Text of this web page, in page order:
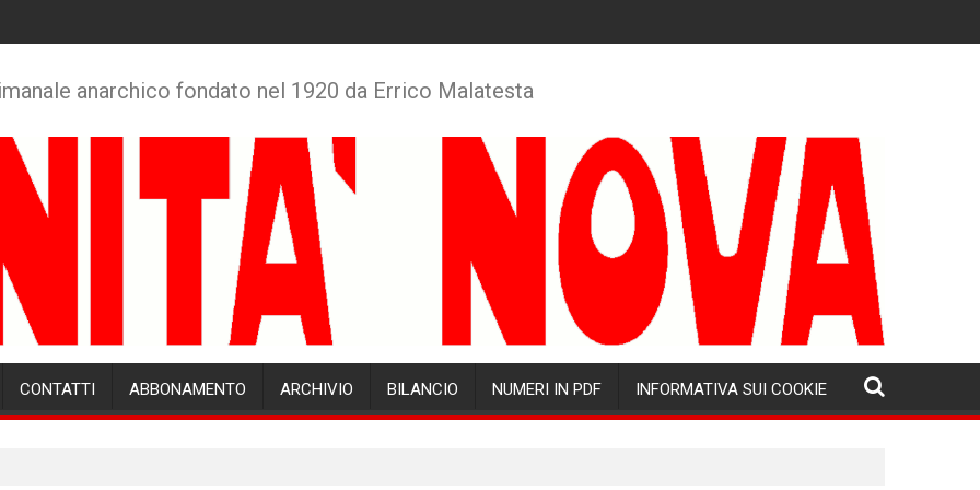
anarchico fondato nel 1920 da Errico Malatesta
CONTATTI ABBONAMENTO ARCHIVIO BILANCIO NUMERI IN PDF INFORMATIVA SUI COOKIE